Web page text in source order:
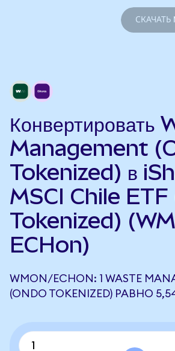
СКАЧАТЬ
Конвертировать
Management
Tokenized) в
MSCI Chile
Tokenized)
ECHon)
WMON/ECHON: 1 WASTE
(ONDO TOKENIZED) РАВНО